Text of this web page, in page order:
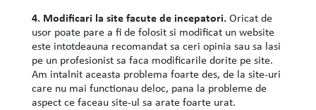
4. Modificari la site facute de incepatori.Oricat de
usor poate pare a fi de folosit si modificat un website
este intotdeauna recomandat sa ceri opinia sau sa lasi
pe un profesionist sa faca modificarile dorite pe site.
Am intalnit aceasta problema foarte des, de la site-uri
care nu mai functionau deloc, pana la probleme de
aspect ce faceau site-ul sa arate foarte urat.